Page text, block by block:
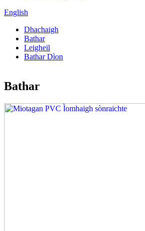
English
Dhachaigh
Bathar
Leigheil
Bathar Dìon
Bathar